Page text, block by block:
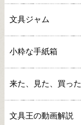
文具ジャム
小粋な手紙箱
来た、見た、買った
文具王の動画解説